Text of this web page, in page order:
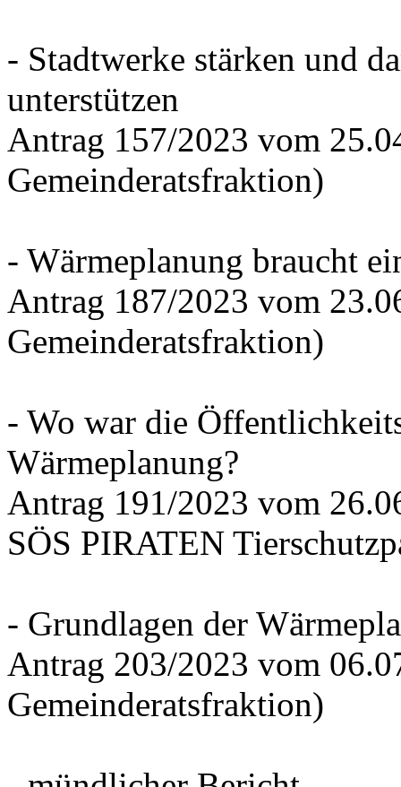
- Stadtwerke stärken und
unterstützen
Antrag 157/2023 vom
Gemeinderatsfraktion)
- Wärmeplanung braucht
Antrag 187/2023 vom
Gemeinderatsfraktion)
- Wo war die
Wärmeplanung?
Antrag 191/2023 vom
SÖS PIRATEN
- Grundlagen der
Antrag 203/2023 vom
Gemeinderatsfraktion)